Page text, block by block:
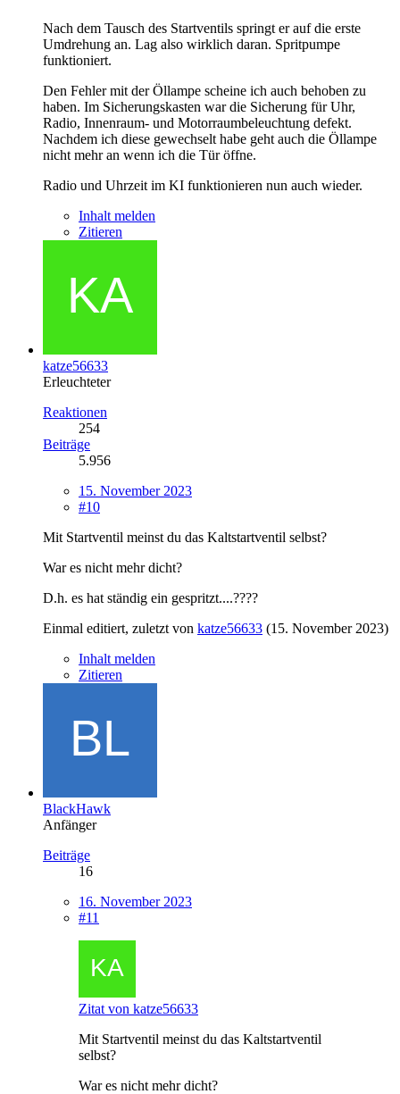
Nach dem Tausch des Startventils springt er auf die erste
Umdrehung an. Lag also wirklich daran. Spritpumpe
funktioniert.
Den Fehler mit der Öllampe scheine ich auch behoben zu
haben. Im Sicherungskasten war die Sicherung für Uhr,
Radio, Innenraum- und Motorraumbeleuchtung defekt.
Nachdem ich diese gewechselt habe geht auch die Öllampe
nicht mehr an wenn ich die Tür öffne.
Radio und Uhrzeit im KI funktionieren nun auch wieder.
Inhalt melden
Zitieren
katze56633
Erleuchteter
Reaktionen
254
Beiträge
5.956
15. November 2023
#10
Mit Startventil meinst du das Kaltstartventil selbst?
War es nicht mehr dicht?
D.h. es hat ständig ein gespritzt....????
Einmal editiert, zuletzt von katze56633 (15. November 2023)
Inhalt melden
Zitieren
BlackHawk
Anfänger
Beiträge
16
16. November 2023
#11
Zitat von katze56633
Mit Startventil meinst du das Kaltstartventil
selbst?
War es nicht mehr dicht?